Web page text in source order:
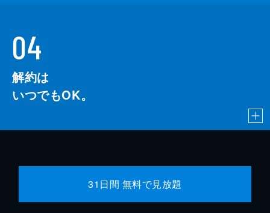
04
解約は
いつでもOK。
31日間 無料で見放題